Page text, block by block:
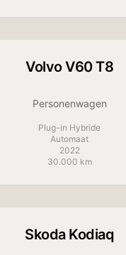
VolvoV60 T8
Personenwagen
Plug-in Hybride
Automaat
2022
30.000 km
Skoda Kodiaq